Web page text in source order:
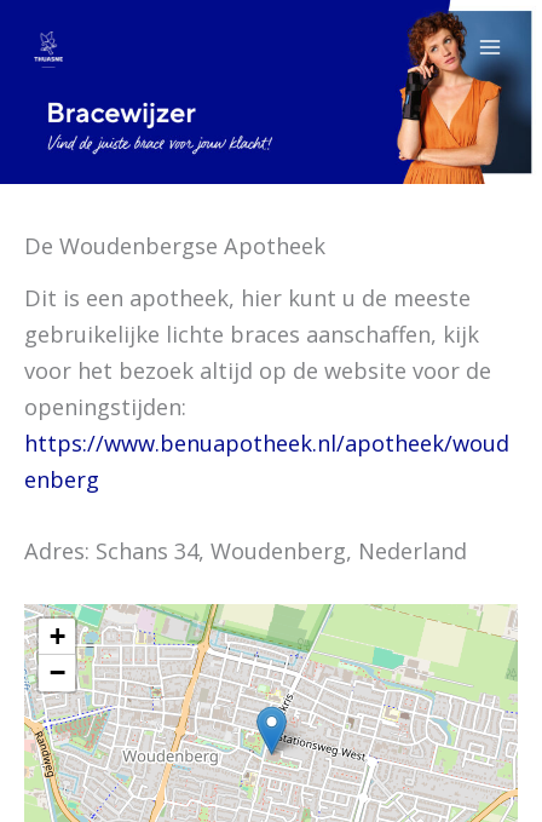
naar
inhoud
De Woudenbergse Apotheek
Dit is een apotheek, hier kunt u de meeste
gebruikelijke lichte braces aanschaffen, kijk
voor het bezoek altijd op de website voor de
openingstijden:
https://www.benuapotheek.nl/apotheek/woud
enberg
Adres: Schans 34, Woudenberg, Nederland
+
−